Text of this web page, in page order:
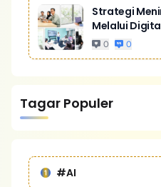
Strategi
Melalui
Bisnis Yang
0 0
Tagar Populer
#AI